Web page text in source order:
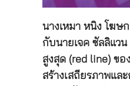
นางเหมา หนิง โฆษ
กับนายเจค ซัลลิแว
สูงสุด (red line) ข
สร้างเสถียรภาพแล